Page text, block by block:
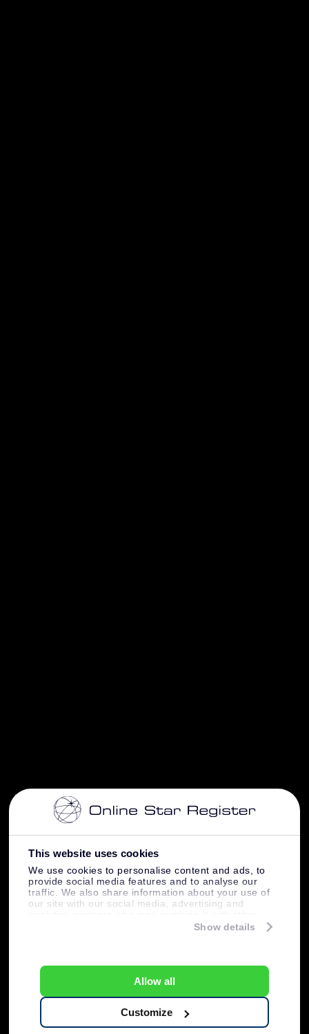
This website uses cookies
We use cookies to personalise content and ads, to
provide social media features and to analyse our
traffic. We also share information about your use of
our site with our social media, advertising and
information that you’ve provided to them or that
Show details
Allow all
Customize